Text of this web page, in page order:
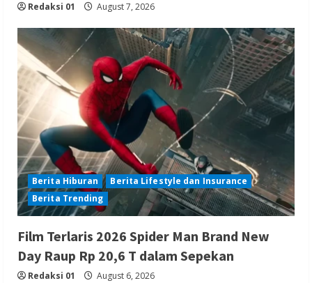
Redaksi 01 August 7, 2026
Berita Hiburan
Berita Lifestyle dan Insurance
Berita Trending
Film Terlaris 2026 Spider Man Brand New
Day Raup Rp 20,6 T dalam Sepekan
Redaksi 01 August 6, 2026